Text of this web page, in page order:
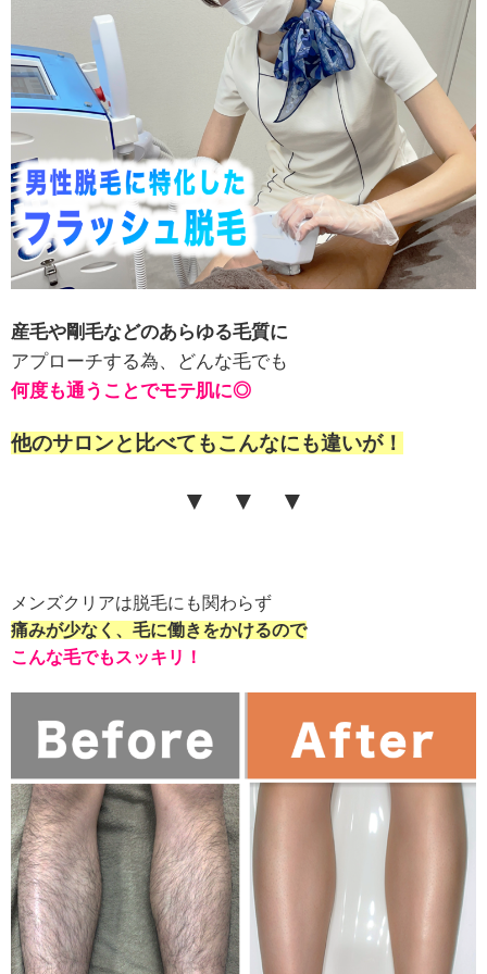
産毛や剛毛などのあらゆる毛質に
アプローチする為、どんな毛でも
何度も通うことでモテ肌に◎
他のサロンと比べてもこんなにも違いが！
▼ ▼ ▼
メンズクリアは脱毛にも関わらず
痛みが少なく、毛に働きをかけるので
こんな毛でもスッキリ！